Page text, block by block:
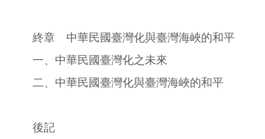
終章 中華民國臺灣化與臺灣海峽的和平
一、中華民國臺灣化之未來
二、中華民國臺灣化與臺灣海峽的和平
後記